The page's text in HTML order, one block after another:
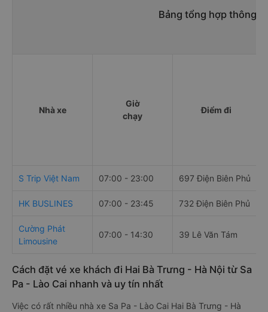
Bảng tổng hợp thông
Nhà xe
Giờ
chạy
Điểm đi
S Trip Việt Nam 07:00 - 23:00 697 Điện Biên Phủ
HK BUSLINES 07:00 - 23:45 732 Điện Biên Phủ
Cường Phát
Limousine
07:00 - 14:30 39 Lê Văn Tám
Cách đặt vé xe khách đi Hai Bà Trưng - Hà Nội từ Sa
Pa - Lào Cai nhanh và uy tín nhất
Việc có rất nhiều nhà xe Sa Pa - Lào Cai Hai Bà Trưng - Hà